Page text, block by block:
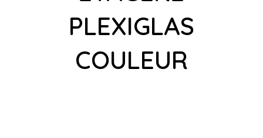
PLEXIGLAS
COULEUR